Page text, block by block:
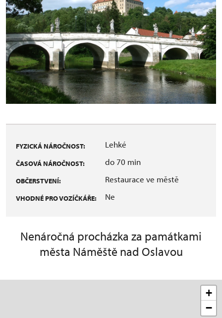
FYZICKÁ NÁROČNOST: Lehké
ČASOVÁ NÁROČNOST: do 70 min
OBČERSTVENÍ: Restaurace ve městě
VHODNÉ PRO VOZÍČKÁŘE: Ne
Nenáročná procházka za památkami
města Náměště nad Oslavou
+
−